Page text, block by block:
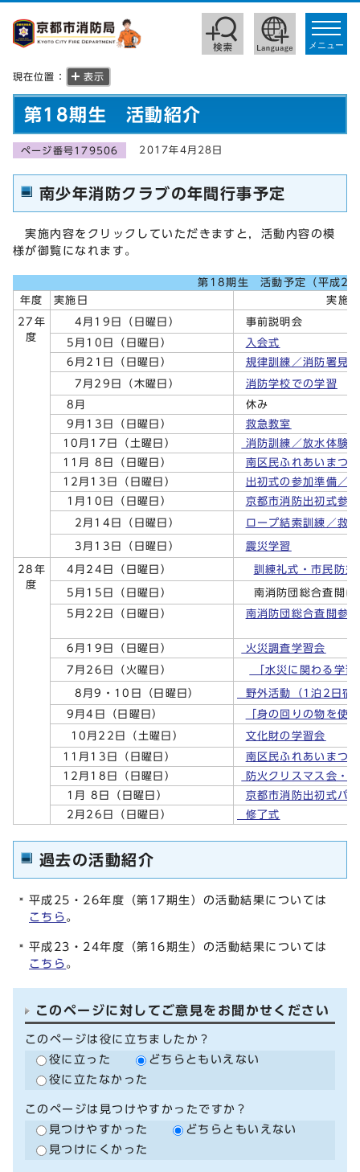
toggle
メニュー
現在位置： 表示
第18期生 活動紹介
ページ番号179506 2017年4月28日
南少年消防クラブの年間行事予定
実施内容をクリックしていただきますと，活動内容の模
様が御覧になれます。
第18期生 活動予定（平成27
年度
実施日 実施
27年
度
4月19日（日曜日）
事前説明会
5月10日（日曜日）
入会式
6月21日（日曜日）
規律訓練／消防署見学
7月29日（木曜日）
消防学校での学習
8月
休み
9月13日（日曜日）
救急教室
10月17日（土曜日）
消防訓練／放水体験
11月 8日（日曜日）
南区民ふれあいまつ
12月13日（日曜日）
出初式の参加準備／
1月10日（日曜日）
京都市消防出初式参加
2月14日（日曜日） ロープ結索訓練／救
3月13日（日曜日） 震災学習
28年
度
4月24日（日曜日） 訓練礼式・市民防災
5月15日（日曜日） 南消防団総合査閲に
5月22日（日曜日） 南消防団総合査閲参加
6月19日（日曜日） 火災調査学習会
7月26日（火曜日） 「水災に関わる学習
8月9・10日（日曜日）
野外活動（1泊2日宿
9月4日（日曜日）
「身の回りの物を使
10月22日（土曜日）
文化財の学習会
11月13日（日曜日）
南区民ふれあいまつ
12月18日（日曜日）
防火クリスマス会・
1月 8日（日曜日）
京都市消防出初式パ
2月26日（日曜日）
修了式
過去の活動紹介
平成25・26年度（第17期生）の活動結果については
こちら 。
平成23・24年度（第16期生）の活動結果については
こちら 。
このページに対してご意見をお聞かせください
このページは役に立ちましたか？
役に立った
どちらともいえない
役に立たなかった
このページは見つけやすかったですか？
見つけやすかった
どちらともいえない
見つけにくかった